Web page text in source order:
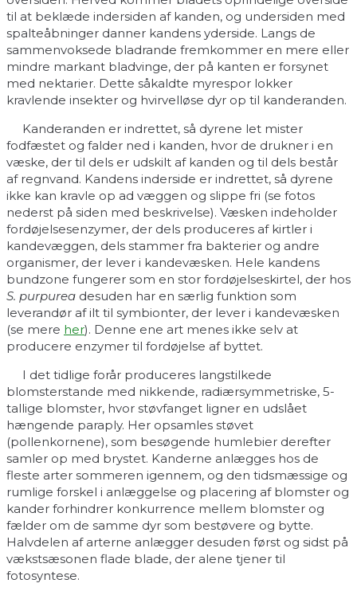
til at beklæde indersiden af kanden, og undersiden med
spalteåbninger danner kandens yderside. Langs de
sammenvoksede bladrande fremkommer en mere eller
mindre markant bladvinge, der på kanten er forsynet
med nektarier. Dette såkaldte myrespor lokker
kravlende insekter og hvirvelløse dyr op til kanderanden.
Kanderanden er indrettet, så dyrene let mister
fodfæstet og falder ned i kanden, hvor de drukner i en
væske, der til dels er udskilt af kanden og til dels består
af regnvand. Kandens inderside er indrettet, så dyrene
ikke kan kravle op ad væggen og slippe fri (se fotos
nederst på siden med beskrivelse). Væsken indeholder
fordøjelsesenzymer, der dels produceres af kirtler i
kandevæggen, dels stammer fra bakterier og andre
organismer, der lever i kandevæsken. Hele kandens
bundzone fungerer som en stor fordøjelseskirtel, der hos
S. purpurea desuden har en særlig funktion som
leverandør af ilt til symbionter, der lever i kandevæsken
(se mere her). Denne ene art menes ikke selv at
producere enzymer til fordøjelse af byttet.
I det tidlige forår produceres langstilkede
blomsterstande med nikkende, radiærsymmetriske, 5-
tallige blomster, hvor støvfanget ligner en udslået
hængende paraply. Her opsamles støvet
(pollenkornene), som besøgende humlebier derefter
samler op med brystet. Kanderne anlægges hos de
fleste arter sommeren igennem, og den tidsmæssige og
rumlige forskel i anlæggelse og placering af blomster og
kander forhindrer konkurrence mellem blomster og
fælder om de samme dyr som bestøvere og bytte.
Halvdelen af arterne anlægger desuden først og sidst på
vækstsæsonen flade blade, der alene tjener til
fotosyntese.